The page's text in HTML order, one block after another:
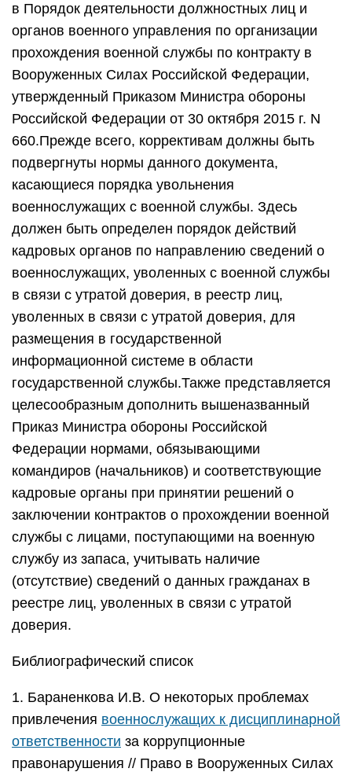
в Порядок деятельности должностных лиц и
органов военного управления по организации
прохождения военной службы по контракту в
Вооруженных Силах Российской Федерации,
утвержденный Приказом Министра обороны
Российской Федерации от 30 октября 2015 г. N
660.Прежде всего, коррективам должны быть
подвергнуты нормы данного документа,
касающиеся порядка увольнения
военнослужащих с военной службы. Здесь
должен быть определен порядок действий
кадровых органов по направлению сведений о
военнослужащих, уволенных с военной службы
в связи с утратой доверия, в реестр лиц,
уволенных в связи с утратой доверия, для
размещения в государственной
информационной системе в области
государственной службы.Также представляется
целесообразным дополнить вышеназванный
Приказ Министра обороны Российской
Федерации нормами, обязывающими
командиров (начальников) и соответствующие
кадровые органы при принятии решений о
заключении контрактов о прохождении военной
службы с лицами, поступающими на военную
службу из запаса, учитывать наличие
(отсутствие) сведений о данных гражданах в
реестре лиц, уволенных в связи с утратой
доверия.
Библиографический список
1. Бараненкова И.В. О некоторых проблемах
привлечения военнослужащих к дисциплинарной
ответственности за коррупционные
правонарушения // Право в Вооруженных Силах